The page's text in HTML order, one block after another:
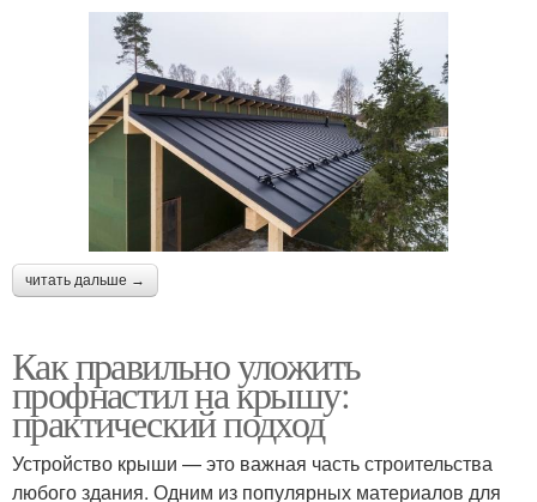
читать дальше →
Как правильно уложить
профнастил на крышу:
практический подход
Устройство крыши — это важная часть строительства
любого здания. Одним из популярных материалов для